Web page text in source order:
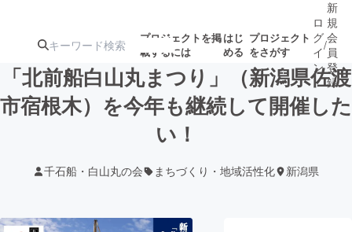
プロジェクトを掲
載するには
はじ
める
プロジェクト
をさがす
注目の新着プロ
ロ
グ
イ
ン
/
新
規
会
員
登
録
「北前船白山丸まつり」（新潟県佐渡
市宿根木）を今年も継続して開催した
い！
千石船・白山丸の会 まちづくり・地域活性化 新潟県